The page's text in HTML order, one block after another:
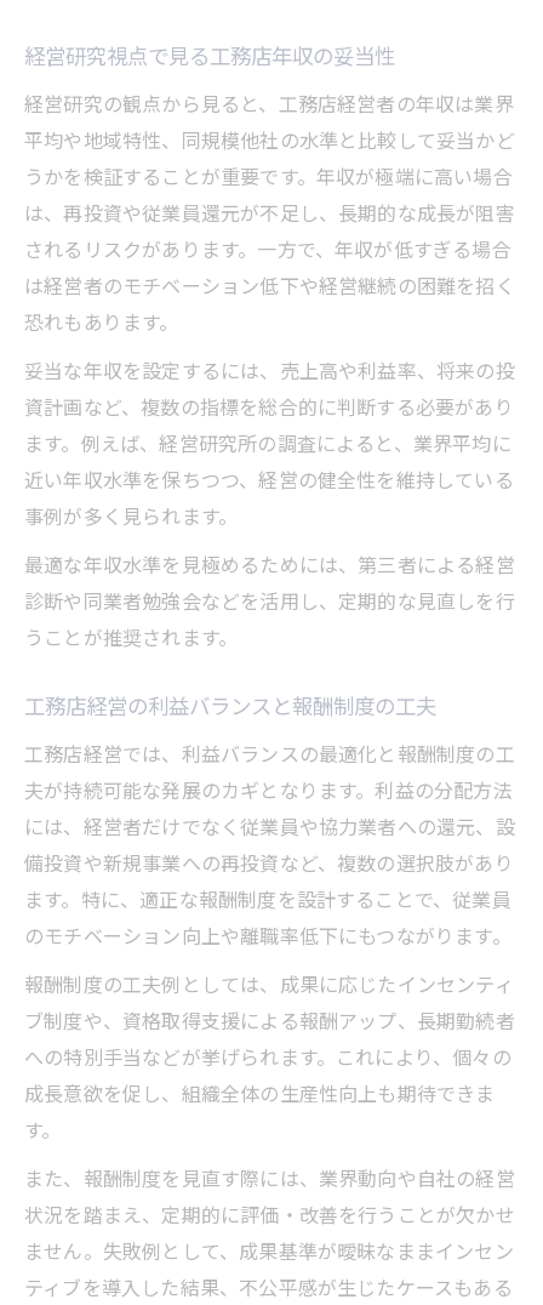
経営研究視点で見る工務店年収の妥当性
経営研究の観点から見ると、工務店経営者の年収は業界
平均や地域特性、同規模他社の水準と比較して妥当かど
うかを検証することが重要です。年収が極端に高い場合
は、再投資や従業員還元が不足し、長期的な成長が阻害
されるリスクがあります。一方で、年収が低すぎる場合
は経営者のモチベーション低下や経営継続の困難を招く
恐れもあります。
妥当な年収を設定するには、売上高や利益率、将来の投
資計画など、複数の指標を総合的に判断する必要があり
ます。例えば、経営研究所の調査によると、業界平均に
近い年収水準を保ちつつ、経営の健全性を維持している
事例が多く見られます。
最適な年収水準を見極めるためには、第三者による経営
診断や同業者勉強会などを活用し、定期的な見直しを行
うことが推奨されます。
工務店経営の利益バランスと報酬制度の工夫
工務店経営では、利益バランスの最適化と報酬制度の工
夫が持続可能な発展のカギとなります。利益の分配方法
には、経営者だけでなく従業員や協力業者への還元、設
備投資や新規事業への再投資など、複数の選択肢があり
ます。特に、適正な報酬制度を設計することで、従業員
のモチベーション向上や離職率低下にもつながります。
報酬制度の工夫例としては、成果に応じたインセンティ
ブ制度や、資格取得支援による報酬アップ、長期勤続者
への特別手当などが挙げられます。これにより、個々の
成長意欲を促し、組織全体の生産性向上も期待できま
す。
また、報酬制度を見直す際には、業界動向や自社の経営
状況を踏まえ、定期的に評価・改善を行うことが欠かせ
ません。失敗例として、成果基準が曖昧なままインセン
ティブを導入した結果、不公平感が生じたケースもある